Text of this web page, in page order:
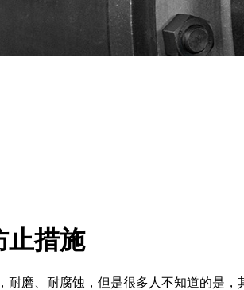
止措施
耐磨、耐腐蚀，但是很多人不知道的是